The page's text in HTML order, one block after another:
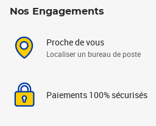
Nos Engagements
Proche de vous
Localiser un bureau de poste
Paiements 100% sécurisés